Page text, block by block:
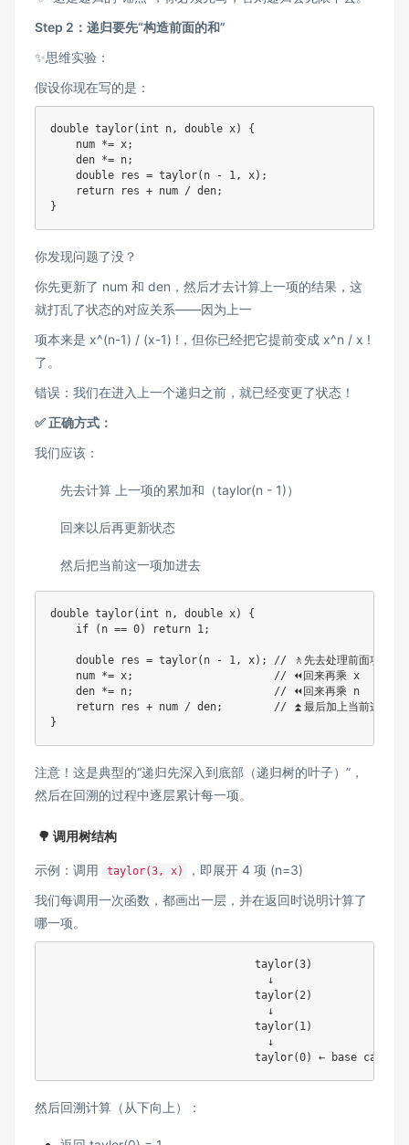
Step 2：递归要先“构造前面的和”
✨思维实验：
假设你现在写的是：
double taylor(int n, double x) {
    num *= x;
    den *= n;
    double res = taylor(n - 1, x);
    return res + num / den;
你发现问题了没？
你先更新了 num 和 den，然后才去计算上一项的结果，这
就打乱了状态的对应关系——因为上一
项本来是 x^(n-1) / (x-1) !，但你已经把它提前变成 x^n / x !​
了。
错误：我们在进入上一个递归之前，就已经变更了状态！
✅ 正确方式：
我们应该：
先去计算 上一项的累加和（taylor(n - 1)）
回来以后再更新状态
然后把当前这一项加进去
double taylor(int n, double x) {
    if (n == 0) return 1;
    double res = taylor(n - 1, x); // 🚶先去处理前面项
    num *= x;                      // ⏪回来再乘 x
    den *= n;                      // ⏪回来再乘 n
    return res + num / den;        // ⏫最后加上当前这一项
注意！这是典型的“递归先深入到底部（递归树的叶子）”，
然后在回溯的过程中逐层累计每一项。
🌳 调用树结构
示例：调用 taylor(3, x)
，即展开 4 项 (n=3)
我们每调用一次函数，都画出一层，并在返回时说明计算了
哪一项。
                                taylor(3)
                                  ↓
                                taylor(2)
                                  ↓
                                taylor(1)
                                  ↓
然后回溯计算（从下向上）：